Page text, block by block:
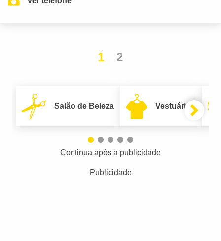
1 2
Salão de Beleza Vestuário
Continua após a publicidade
Publicidade